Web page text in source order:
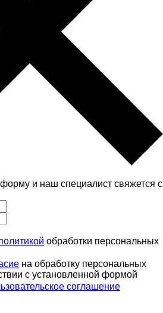
и наш специалист свяжется с
обработки персональных
на обработку персональных
с установленной формой
соглашение